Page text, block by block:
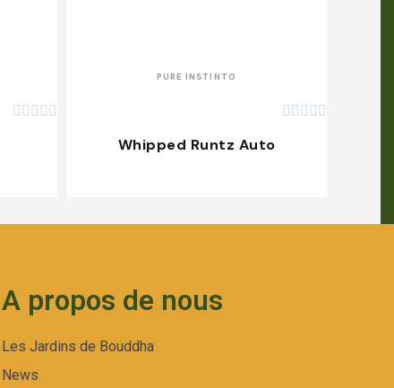
    
PURE INSTINTO
    
Whipped Runtz Auto
A propos de nous
Les Jardins de Bouddha
News